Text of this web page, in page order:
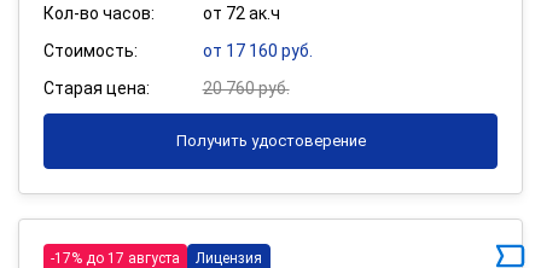
Кол-во часов:
от 72 ак.ч
Стоимость:
от 17 160 руб.
Старая цена:
20 760 руб.
Получить удостоверение
-17% до 17 августа Лицензия